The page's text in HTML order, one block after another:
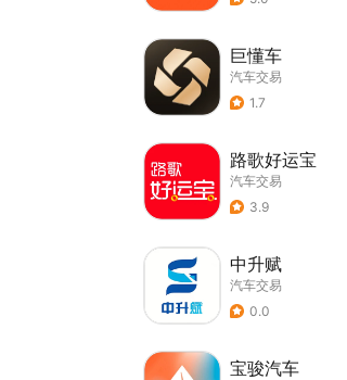
巨懂车
汽车交易
1.7
路歌好运宝
汽车交易
3.9
中升赋
汽车交易
0.0
宝骏汽车